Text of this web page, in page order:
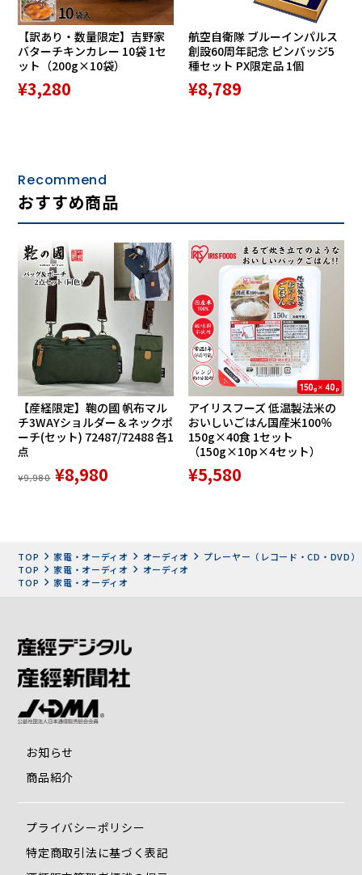
【訳あり・数量限定】吉野家
バターチキンカレー 10袋 1セ
ット（200g×10袋）
¥3,280
航空自衛隊 ブルーインパルス
創設60周年記念 ピンバッジ5
種セット PX限定品 1個
¥8,789
Recommend
おすすめ商品
【産経限定】鞄の國 帆布マル
チ3WAYショルダー＆ネックポ
ーチ(セット) 72487/72488 各1
点
¥9,980 ¥8,980
アイリスフーズ 低温製法米の
おいしいごはん国産米100％
150g×40食 1セット
（150g×10p×4セット）
¥5,580
TOP 家電・オーディオ オーディオ
プレーヤー（レコード・CD・DVD）
TOP
家電・オーディオ
オーディオ
TOP
家電・オーディオ
お知らせ
商品紹介
プライバシーポリシー
特定商取引法に基づく表記